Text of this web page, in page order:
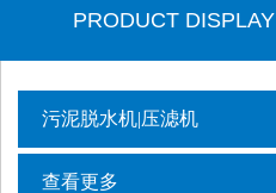
PRODUCT DISPLAY
污泥脱水机|压滤机
查看更多